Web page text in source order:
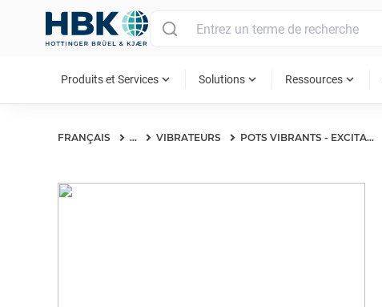
Produits et Services expand_more Solutions expand_more Ressources expand_more
FRANÇAIS ... VIBRATEURS POTS VIBRANTS - EXCITATEURS MODAUX